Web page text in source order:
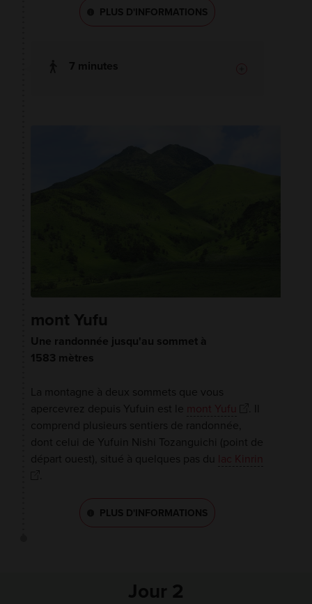
PLUS D'INFORMATIONS
7 minutes
mont Yufu
Une randonnée jusqu'au sommet à
1583 mètres
La montagne à deux sommets que vous
apercevrez depuis Yufuin est le mont Yufu
comprend plusieurs sentiers de randonnée,
dont celui de Yufuin Nishi Tozanguichi (point de
départ ouest), situé à quelques pas du lac Kinrin
PLUS D'INFORMATIONS
Jour 2